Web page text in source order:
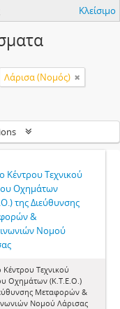
Κλείσιμο
Λάρισα (Νομός)
Κέντρου Τεχνικού
Οχημάτων
της Διεύθυνσης
&
Νομού
Κέντρου Τεχνικού
Οχημάτων (Κ.Τ.Ε.Ο.)
Μεταφορών &
Νομού Λάρισας